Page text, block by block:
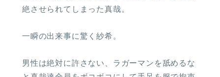
絶させられてしまった真哉。
一瞬の出来事に驚く紗希。
男性は絶対に許さない、ラガーマンを舐めるな